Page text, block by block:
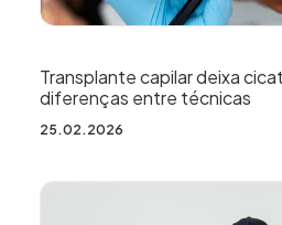
Transplante capilar deixa
diferenças entre técnicas
25.02.2026